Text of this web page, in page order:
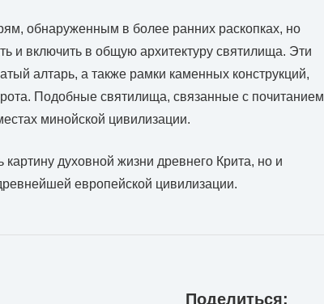
обнаруженным в более ранних раскопках, но
и включить в общую архитектуру святилища. Эти
алтарь, а также рамки каменных конструкций,
Подобные святилища, связанные с почитанием
минойской цивилизации.
картину духовной жизни древнего Крита, но и
европейской цивилизации.
Поделиться: